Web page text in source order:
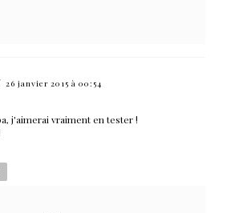
26 janvier 2015 à 00:54
j'aimerai vraiment en tester !